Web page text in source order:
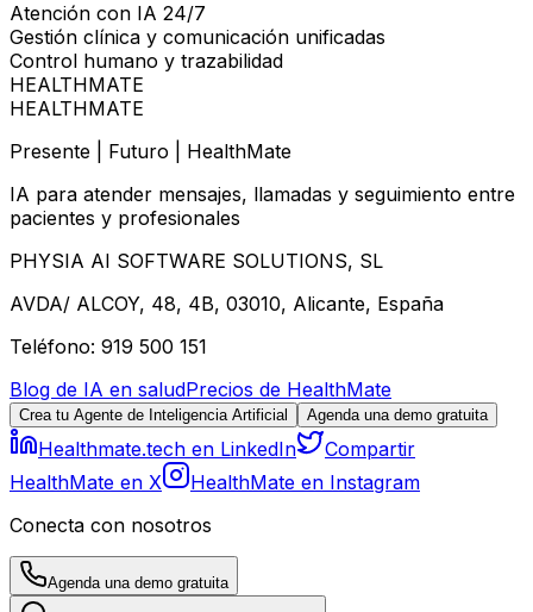
Atención con IA 24/7
Gestión clínica y comunicación unificadas
Control humano y trazabilidad
HEALTHMATE
HEALTHMATE
Presente | Futuro | HealthMate
IA para atender mensajes, llamadas y seguimiento entre
pacientes y profesionales
PHYSIA AI SOFTWARE SOLUTIONS, SL
AVDA/ ALCOY, 48, 4B, 03010, Alicante, España
Teléfono: 919 500 151
Blog de IA en saludPrecios de HealthMate
Crea tu Agente de Inteligencia Artificial Agenda una demo gratuita
Healthmate.tech en LinkedIn
Compartir
HealthMate en X
HealthMate en Instagram
Conecta con nosotros
Agenda una demo gratuita